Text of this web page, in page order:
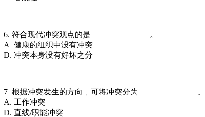
6. 符合现代冲突观点的是_______________。
A. 健康的组织中没有冲突
D. 冲突本身没有好坏之分
7. 根据冲突发生的方向，可将冲突分为_______________。
A. 工作冲突
D. 直线/职能冲突